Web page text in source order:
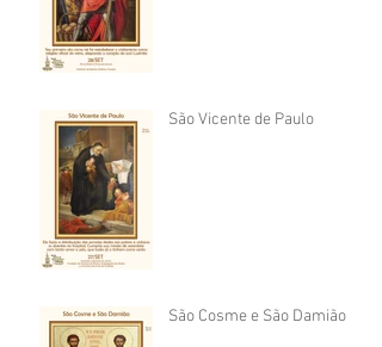
São Vicente de Paulo
São Cosme e São Damião